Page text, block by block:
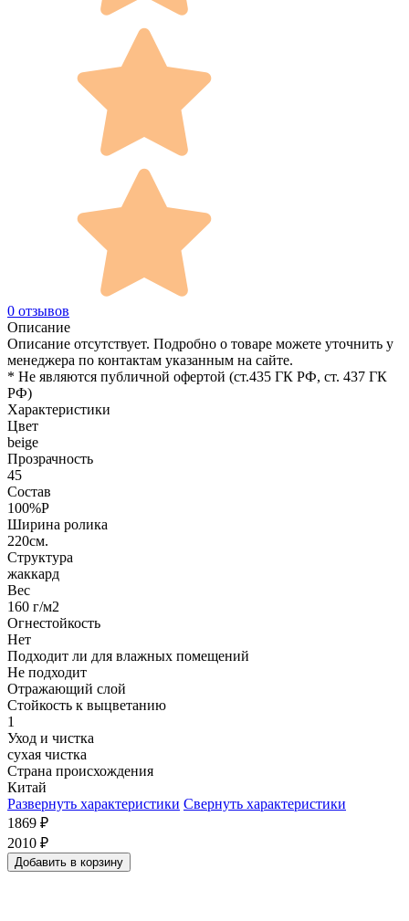
0 отзывов
Описание
Описание отсутствует. Подробно о товаре можете уточнить у
менеджера по контактам указанным на сайте.
* Не являются публичной офертой (ст.435 ГК РФ, cт. 437 ГК
РФ)
Характеристики
Цвет
beige
Прозрачность
45
Состав
100%P
Ширина ролика
220см.
Структура
жаккард
Вес
160 г/м2
Огнестойкость
Нет
Подходит ли для влажных помещений
Не подходит
Отражающий слой
Стойкость к выцветанию
1
Уход и чистка
сухая чистка
Страна происхождения
Китай
Развернуть характеристики Свернуть характеристики
1869 ₽
2010 ₽
Добавить в корзину